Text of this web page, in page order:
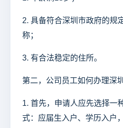
2. 具备符合深圳市政府的规
称；
3. 有合法稳定的住所。
第二，公司员工如何办理深
1. 首先，申请人应先选择一
式：应届生入户、学历入户